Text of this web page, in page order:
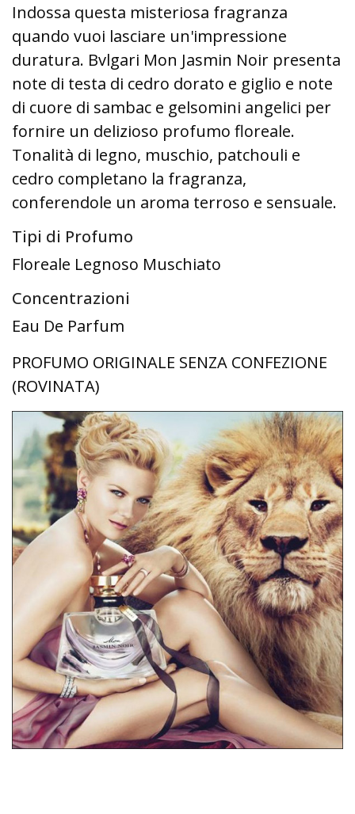
Indossa questa misteriosa fragranza
quando vuoi lasciare un'impressione
duratura. Bvlgari Mon Jasmin Noir presenta
note di testa di cedro dorato e giglio e note
di cuore di sambac e gelsomini angelici per
fornire un delizioso profumo floreale.
Tonalità di legno, muschio, patchouli e
cedro completano la fragranza,
conferendole un aroma terroso e sensuale.
Tipi di Profumo
Floreale Legnoso Muschiato
Concentrazioni
Eau De Parfum
PROFUMO ORIGINALE SENZA CONFEZIONE
(ROVINATA)